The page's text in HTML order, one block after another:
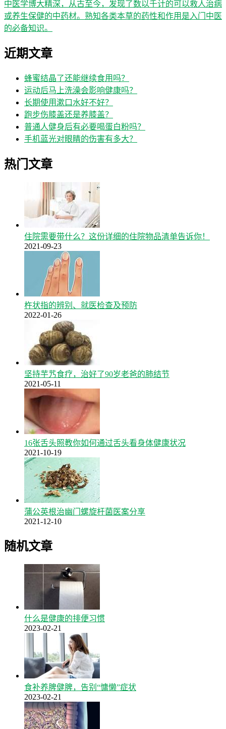
中医学博大精深，从古至今，发现了数以千计的可以救人治病
或养生保健的中药材。熟知各类本草的药性和作用是入门中医
的必备知识。
近期文章
蜂蜜结晶了还能继续食用吗？
运动后马上洗澡会影响健康吗？
长期使用漱口水好不好？
跑步伤膝盖还是养膝盖？
普通人健身后有必要喝蛋白粉吗？
手机蓝光对眼睛的伤害有多大？
热门文章
住院需要带什么？这份详细的住院物品清单告诉你！
2021-09-23
杵状指的辨别、就医检查及预防
2022-01-26
坚持芋艿食疗，治好了90岁老爸的肺结节
2021-05-11
16张舌头照教你如何通过舌头看身体健康状况
2021-10-19
蒲公英根治幽门螺旋杆菌医案分享
2021-12-10
随机文章
什么是健康的排便习惯
2023-02-21
食补养脾健脾，告别“慵懒”症状
2023-02-21